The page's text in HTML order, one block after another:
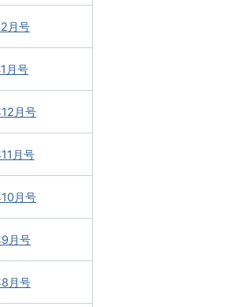
月号
月号
月号
月号
月号
月号
月号